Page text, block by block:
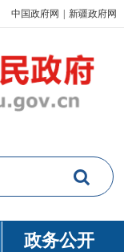
中国政府网 新疆政府网
政务公开